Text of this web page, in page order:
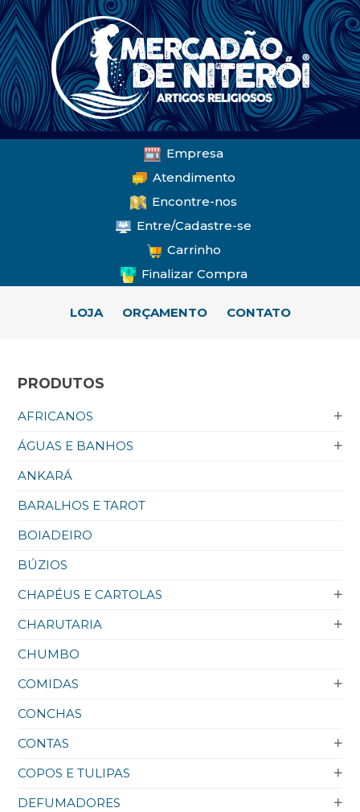
Empresa
Atendimento
Encontre-nos
Entre/Cadastre-se
Carrinho
Finalizar Compra
LOJA ORÇAMENTO CONTATO
PRODUTOS
AFRICANOS
ÁGUAS E BANHOS
ANKARÁ
BARALHOS E TAROT
BOIADEIRO
BÚZIOS
CHAPÉUS E CARTOLAS
CHARUTARIA
CHUMBO
COMIDAS
CONCHAS
CONTAS
COPOS E TULIPAS
DEFUMADORES